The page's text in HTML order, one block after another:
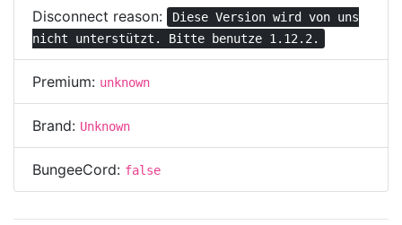
Disconnect reason:
Diese Version wird von uns
nicht unterstützt. Bitte benutze 1.12.2.
Premium: unknown
Brand: Unknown
BungeeCord: false